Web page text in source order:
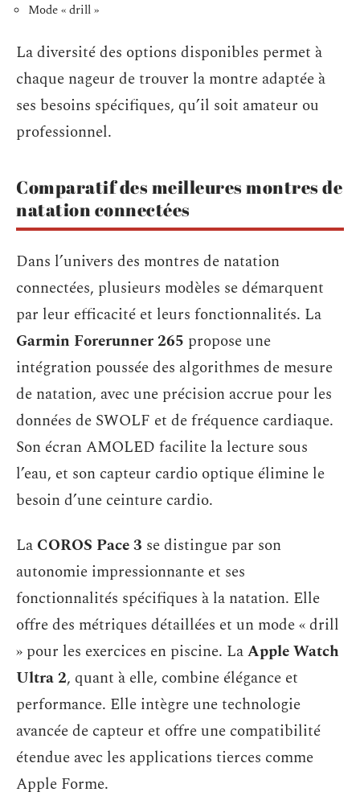
Mode « drill »
La diversité des options disponibles permet à
chaque nageur de trouver la montre adaptée à
ses besoins spécifiques, qu’il soit amateur ou
professionnel.
Comparatif des meilleures montres de
natation connectées
Dans l’univers des montres de natation
connectées, plusieurs modèles se démarquent
par leur efficacité et leurs fonctionnalités. La
Garmin Forerunner 265 propose une
intégration poussée des algorithmes de mesure
de natation, avec une précision accrue pour les
données de SWOLF et de fréquence cardiaque.
Son écran AMOLED facilite la lecture sous
l’eau, et son capteur cardio optique élimine le
besoin d’une ceinture cardio.
La COROS Pace 3 se distingue par son
autonomie impressionnante et ses
fonctionnalités spécifiques à la natation. Elle
offre des métriques détaillées et un mode « drill
» pour les exercices en piscine. LaApple Watch
Ultra 2, quant à elle, combine élégance et
performance. Elle intègre une technologie
avancée de capteur et offre une compatibilité
étendue avec les applications tierces comme
Apple Forme.